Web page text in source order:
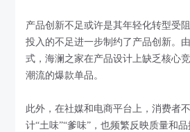
产品创新不足或许是其年轻化转型受
投入的不足进一步制约了产品创新。
式，海澜之家在产品设计上缺乏核心
潮流的爆款单品。
此外，在社媒和电商平台上，消费者
计“土味”“爹味”，也频繁反映质量和